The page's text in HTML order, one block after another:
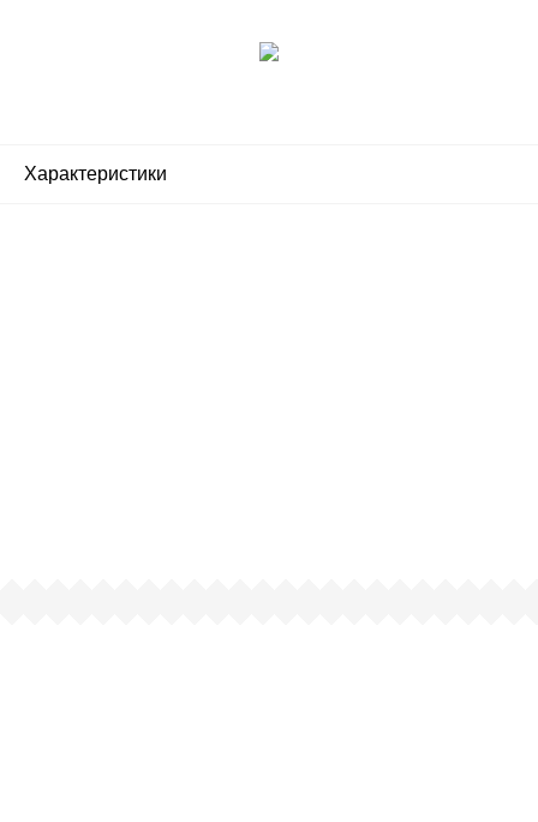
Характеристики